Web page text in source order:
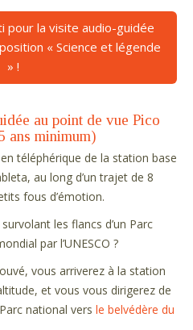
pour la visite audio-guidée
« Science et légende
» !
au point de vue Pico
ans minimum)
téléphérique de la station base
au long d’un trajet de 8
fous d’émotion.
les flancs d’un Parc
par l’UNESCO ?
vous arriverez à la station
et vous vous dirigerez de
national vers le belvédère du